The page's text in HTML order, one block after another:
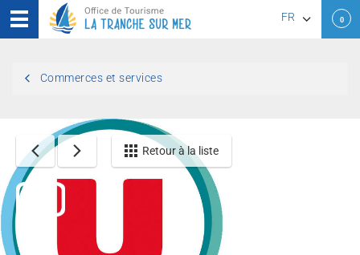
0
FR
Commerces et services
Retour à la liste